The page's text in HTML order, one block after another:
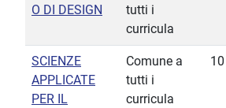
O DI DESIGN
tutti i
curricula
SCIENZE
APPLICATE
PER IL
Comune a
tutti i
curricula
10